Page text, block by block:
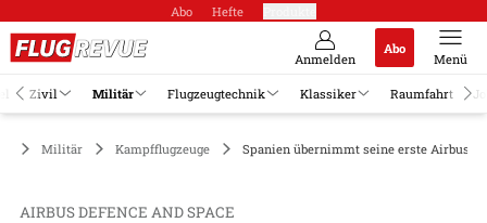
Abo Hefte
Anmelden
Abo
Menü
Zivil Militär Flugzeugtechnik Klassiker Raumfahrt
Militär Kampfflugzeuge Spanien übernimmt seine erste Airbus
AIRBUS DEFENCE AND SPACE